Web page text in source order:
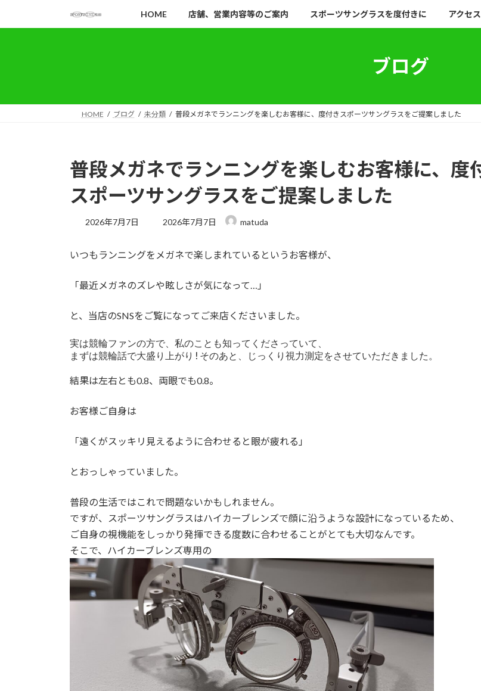
キ
に
HOME 店舗、営業内容等のご案内 スポーツサングラスを度付きに アクセス
ブログ
HOME ブログ 未分類 普段メガネでランニングを楽しむお客様に、度付きスポーツサングラスをご提案しました
普段メガネでランニングを楽しむお客様に、度
スポーツサングラスをご提案しました
2026年7月7日
最
新
:
2026年7月7日 matuda
いつもランニングをメガネで楽しまれているというお客様が、
「最近メガネのズレや眩しさが気になって…」
と、当店のSNSをご覧になってご来店くださいました。
実は競輪ファンの方で、私のことも知ってくださっていて、
まずは競輪話で大盛り上がり!そのあと、じっくり視力測定をさせていただきました。
結果は左右とも0.8、両眼でも0.8。
お客様ご自身は
「遠くがスッキリ見えるように合わせると眼が疲れる」
とおっしゃっていました。
普段の生活ではこれで問題ないかもしれません。
ですが、スポーツサングラスはハイカーブレンズで顔に沿うような設計になっているため、
ご自身の視機能をしっかり発揮できる度数に合わせることがとても大切なんです。
そこで、ハイカーブレンズ専用の